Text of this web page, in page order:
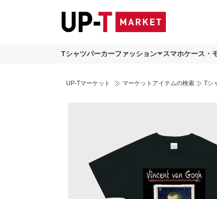
Tシャツパーカーファッション スマホケース・
UP-Tマーケット マーケットアイテムの検索 Tシ